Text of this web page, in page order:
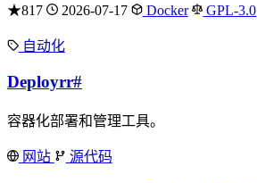
★817 2026-07-17 Docker GPL-3.0
自动化
Deployrr#
容器化部署和管理工具。
网站 源代码